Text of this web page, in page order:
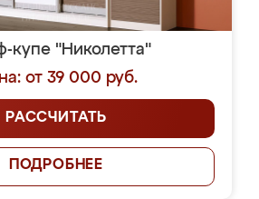
купе "Николетта"
от 39 000 руб.
РАССЧИТАТЬ
ПОДРОБНЕЕ